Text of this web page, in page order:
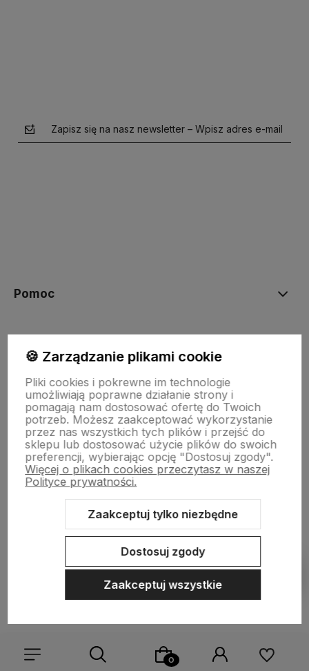
Zapisz się na nasz newsletter – Wpisz adres e-mail
Pomoc
Płatności i dostawa
Informacje
O nas
Sklep internetowy Shoper.pl Szablon Shoper Modern 3.0™
GrowCommerce
🍪 Zarządzanie plikami cookie
Pliki cookies i pokrewne im technologie
umożliwiają poprawne działanie strony i
pomagają nam dostosować ofertę do Twoich
potrzeb. Możesz zaakceptować wykorzystanie
przez nas wszystkich tych plików i przejść do
sklepu lub dostosować użycie plików do swoich
preferencji, wybierając opcję "Dostosuj zgody".
Więcej o plikach cookies przeczytasz w naszej
Polityce prywatności.
Zaakceptuj tylko niezbędne
Dostosuj zgody
Zaakceptuj wszystkie